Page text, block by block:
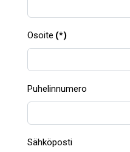
Osoite (*)
Puhelinnumero
Sähköposti